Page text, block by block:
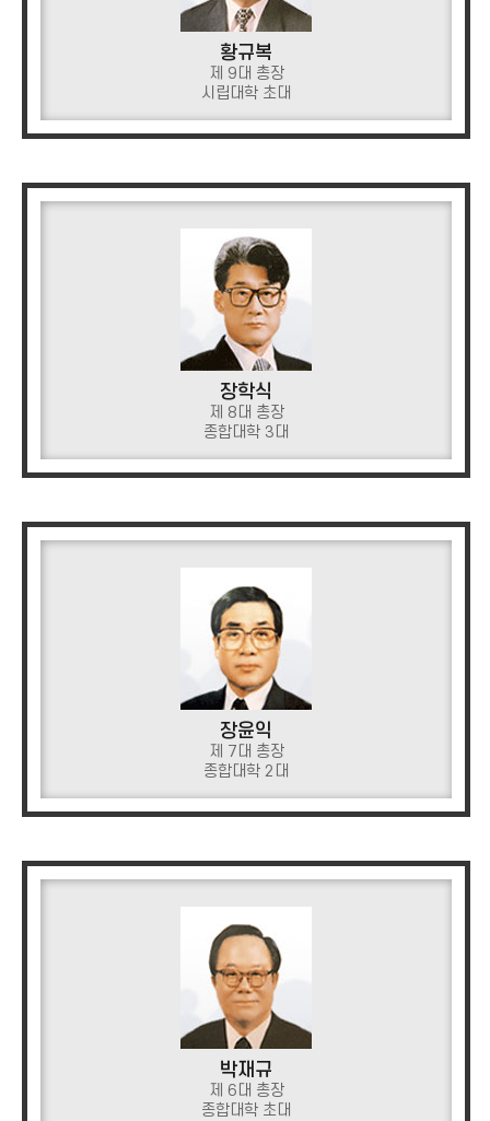
황규복
제 9대 총장
시립대학 초대
장학식
제 8대 총장
종합대학 3대
장윤익
제 7대 총장
종합대학 2대
박재규
제 6대 총장
종합대학 초대